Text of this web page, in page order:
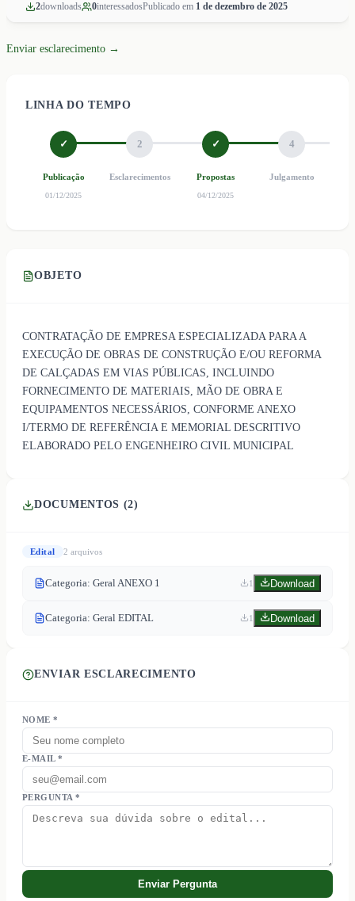
2downloads 0interessadosPublicado em 1 de dezembro de 2025
Enviar esclarecimento →
LINHA DO TEMPO
✓
Publicação
01/12/2025
2
Esclarecimentos
✓
Propostas
04/12/2025
4
Julgamento
OBJETO
CONTRATAÇÃO DE EMPRESA ESPECIALIZADA PARA A
EXECUÇÃO DE OBRAS DE CONSTRUÇÃO E/OU REFORMA
DE CALÇADAS EM VIAS PÚBLICAS, INCLUINDO
FORNECIMENTO DE MATERIAIS, MÃO DE OBRA E
EQUIPAMENTOS NECESSÁRIOS, CONFORME ANEXO
I/TERMO DE REFERÊNCIA E MEMORIAL DESCRITIVO
ELABORADO PELO ENGENHEIRO CIVIL MUNICIPAL
DOCUMENTOS (2)
Edital 2 arquivos
Categoria: Geral ANEXO 1 1 Download
Categoria: Geral EDITAL 1 Download
ENVIAR ESCLARECIMENTO
NOME *
E-MAIL *
PERGUNTA *
Enviar Pergunta